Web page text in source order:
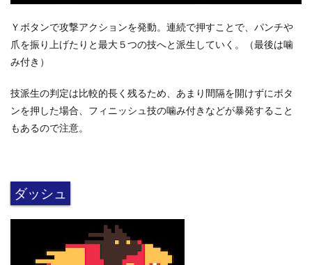
Ｙボタンで攻撃アクションを発動。連続で押すことで、パンチや
爪を振り上げたりと最大５つの技へと派生していく。（最後は噛
み付き）
技派生の判定は比較的長く残るため、あまり間隔を開けずにボタ
ンを押した場合、フィニッシュ技の噛み付きなどが暴発すること
もあるので注意。
ダッシュ